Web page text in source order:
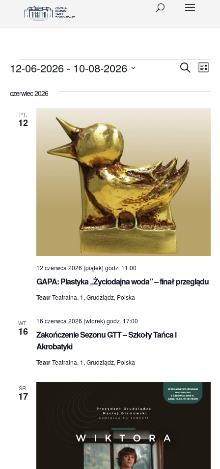
Wydarzenia
po
SzukajLista
12-06-2026 - 10-08-2026
datę.
czerwiec 2026
PT.
12
GAPA: Plastyka „Życiodajna woda” – finał przeglądu
12 czerwca 2026 (piątek) godz. 11:00
TeatrTeatralna, 1, Grudziądz, Polska
WT.
16
Zakończenie Sezonu GTT – Szkoły Tańca i
Akrobatyki
16 czerwca 2026 (wtorek) godz. 17:00
TeatrTeatralna, 1, Grudziądz, Polska
ŚR.
17